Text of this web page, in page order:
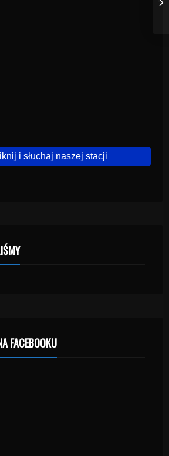
i słuchaj naszej stacji
FACEBOOKU